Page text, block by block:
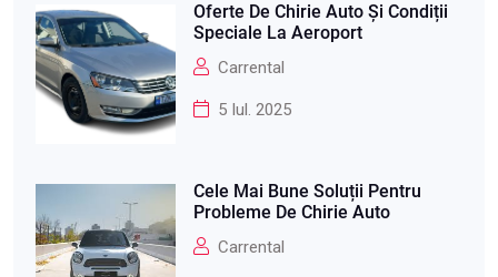
Oferte De Chirie Auto Și Condiții
Speciale La Aeroport
Carrental
5 Iul. 2025
Cele Mai Bune Soluții Pentru
Probleme De Chirie Auto
Carrental